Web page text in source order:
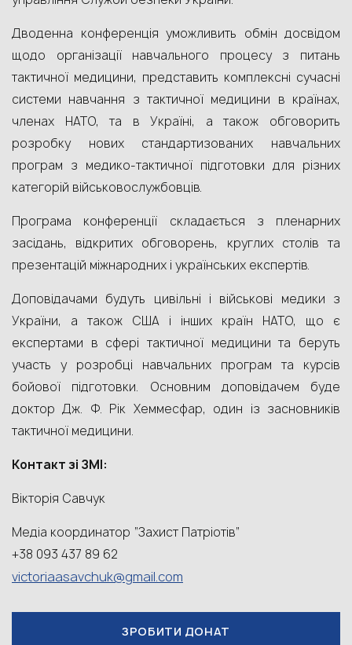
Дводенна конференція уможливить обмін досвідом
щодо організації навчального процесу з питань
тактичної медицини, представить комплексні сучасні
системи навчання з тактичної медицини в країнах,
членах НАТО, та в Україні, а також обговорить
розробку нових стандартизованих навчальних
програм з медико-тактичної підготовки для різних
категорій військовослужбовців.
Програма конференції складається з пленарних
засідань, відкритих обговорень, круглих столів та
презентацій міжнародних і українських експертів.
Доповідачами будуть цивільні і військові медики з
України, а також США і інших країн НАТО, що є
експертами в сфері тактичної медицини та беруть
участь у розробці навчальних програм та курсів
бойової підготовки. Основним доповідачем буде
доктор Дж. Ф. Рік Хеммесфар, один із засновників
тактичної медицини.
Контакт зі ЗМІ:
Вікторія Савчук
Медіа координатор “Захист Патріотів”
+38 093 437 89 62
victoriaasavchuk@gmail.com
ЗРОБИТИ ДОНАТ